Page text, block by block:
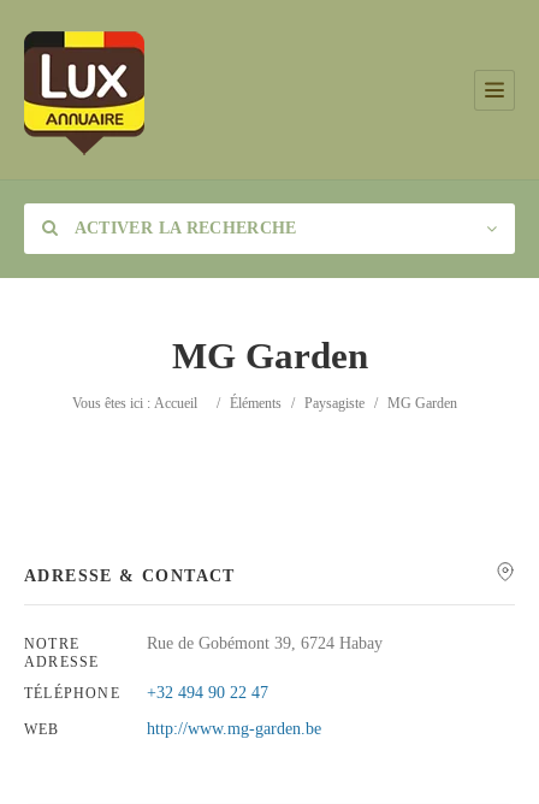
ACTIVER LA RECHERCHE
Catégorie
MG Garden
Vous êtes ici : Accueil / Éléments / Paysagiste / MG Garden
ADRESSE & CONTACT
NOTRE
ADRESSE
Rue de Gobémont 39, 6724 Habay
TÉLÉPHONE +32 494 90 22 47
WEB http://www.mg-garden.be